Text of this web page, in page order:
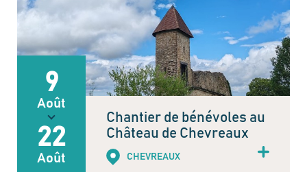
9
Août
22
Août
Chantier de bénévoles au
Château de Chevreaux
CHEVREAUX